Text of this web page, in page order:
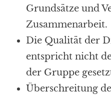
Grundsätze und
Zusammenarbeit.
Die Qualität der
entspricht nicht
der Gruppe
Überschreitung